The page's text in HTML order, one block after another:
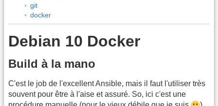
git
docker
Debian 10 Docker
Build à la mano
C'est le job de l'excellent Ansible, mais il faut l'utiliser très
souvent pour être à l'aise et assuré. So, ici c'est une